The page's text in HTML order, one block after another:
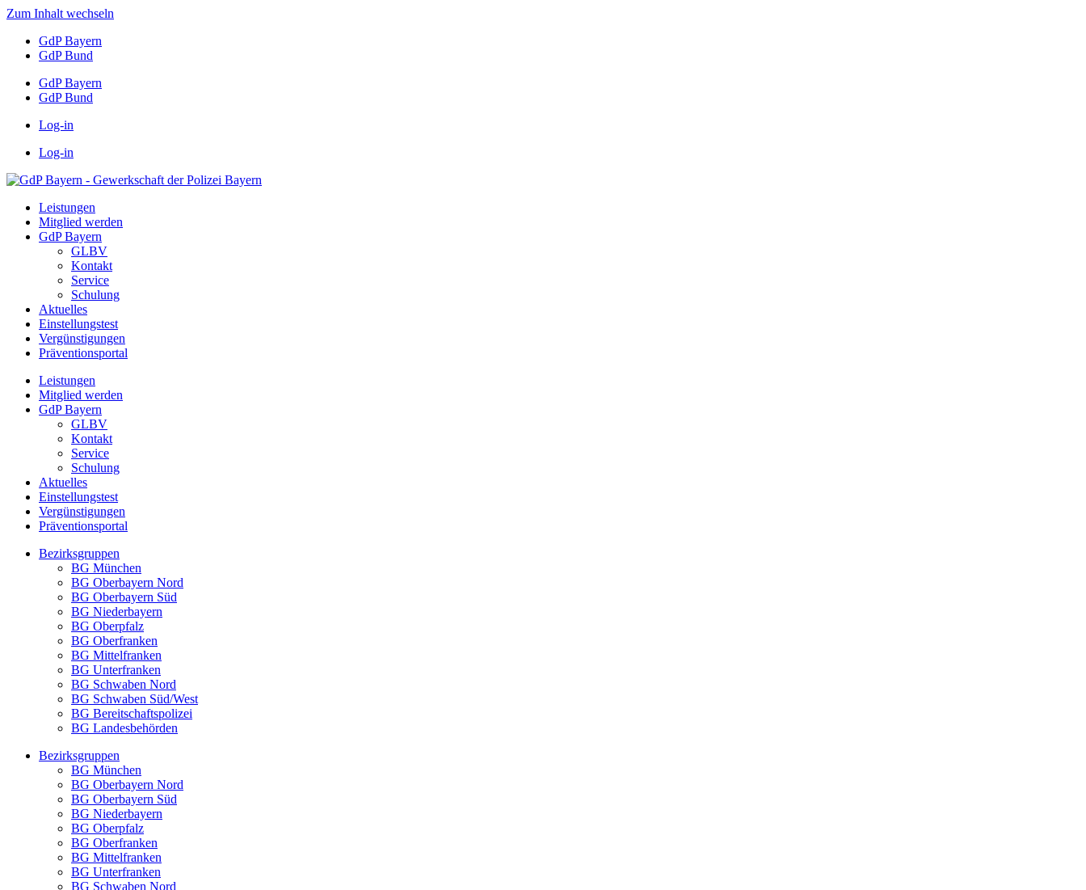
Zum Inhalt wechseln
GdP Bayern
GdP Bund
GdP Bayern
GdP Bund
Log-in
Log-in
Leistungen
Mitglied werden
GdP Bayern
GLBV
Kontakt
Service
Schulung
Aktuelles
Einstellungstest
Vergünstigungen
Präventionsportal
Leistungen
Mitglied werden
GdP Bayern
GLBV
Kontakt
Service
Schulung
Aktuelles
Einstellungstest
Vergünstigungen
Präventionsportal
Bezirksgruppen
BG München
BG Oberbayern Nord
BG Oberbayern Süd
BG Niederbayern
BG Oberpfalz
BG Oberfranken
BG Mittelfranken
BG Unterfranken
BG Schwaben Nord
BG Schwaben Süd/West
BG Bereitschaftspolizei
BG Landesbehörden
Bezirksgruppen
BG München
BG Oberbayern Nord
BG Oberbayern Süd
BG Niederbayern
BG Oberpfalz
BG Oberfranken
BG Mittelfranken
BG Unterfranken
BG Schwaben Nord